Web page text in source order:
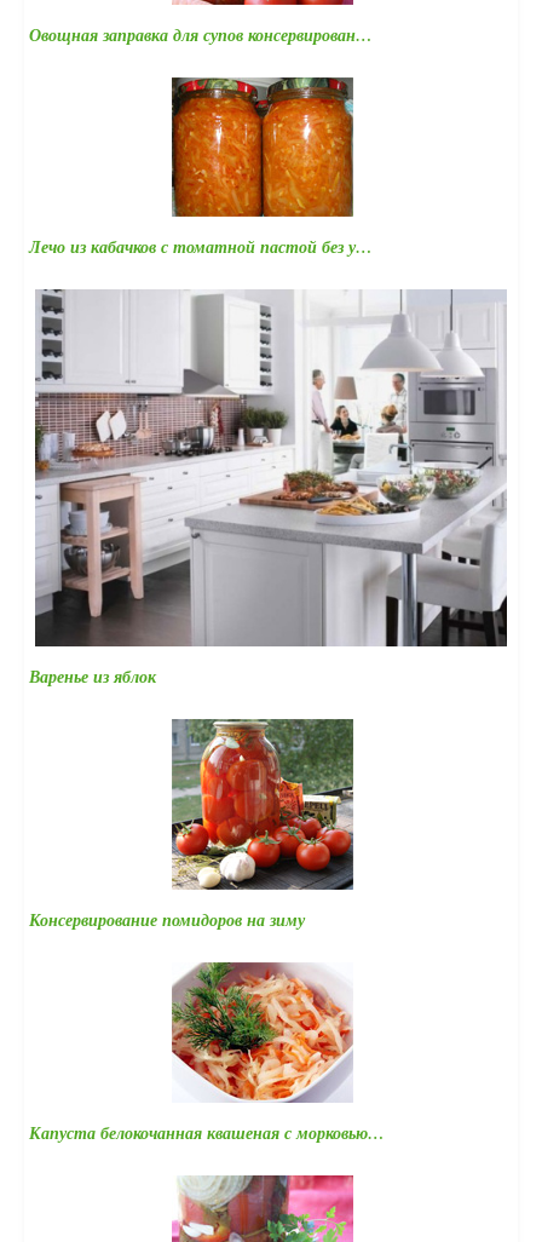
Овощная заправка для супов консервирован…
Лечо из кабачков с томатной пастой без у…
Варенье из яблок
Консервирование помидоров на зиму
Капуста белокочанная квашеная с морковью…